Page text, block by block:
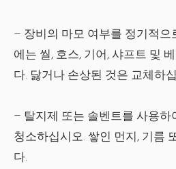
– 장비의 마모 여부를 정기적으
에는 씰, 호스, 기어, 샤프트 및
다. 닳거나 손상된 것은 교체하
– 탈지제 또는 솔벤트를 사용하
청소하십시오. 쌓인 먼지, 기름
다.